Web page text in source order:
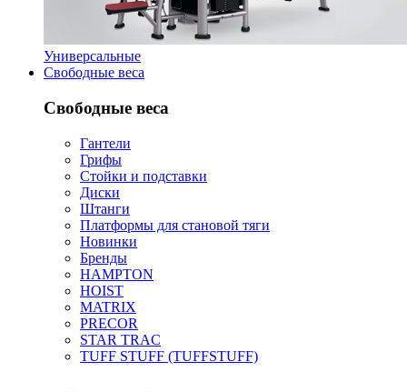
Универсальные
Свободные веса
Свободные веса
Гантели
Грифы
Стойки и подставки
Диски
Штанги
Платформы для становой тяги
Новинки
Бренды
HAMPTON
HOIST
MATRIX
PRECOR
STAR TRAC
TUFF STUFF (TUFFSTUFF)